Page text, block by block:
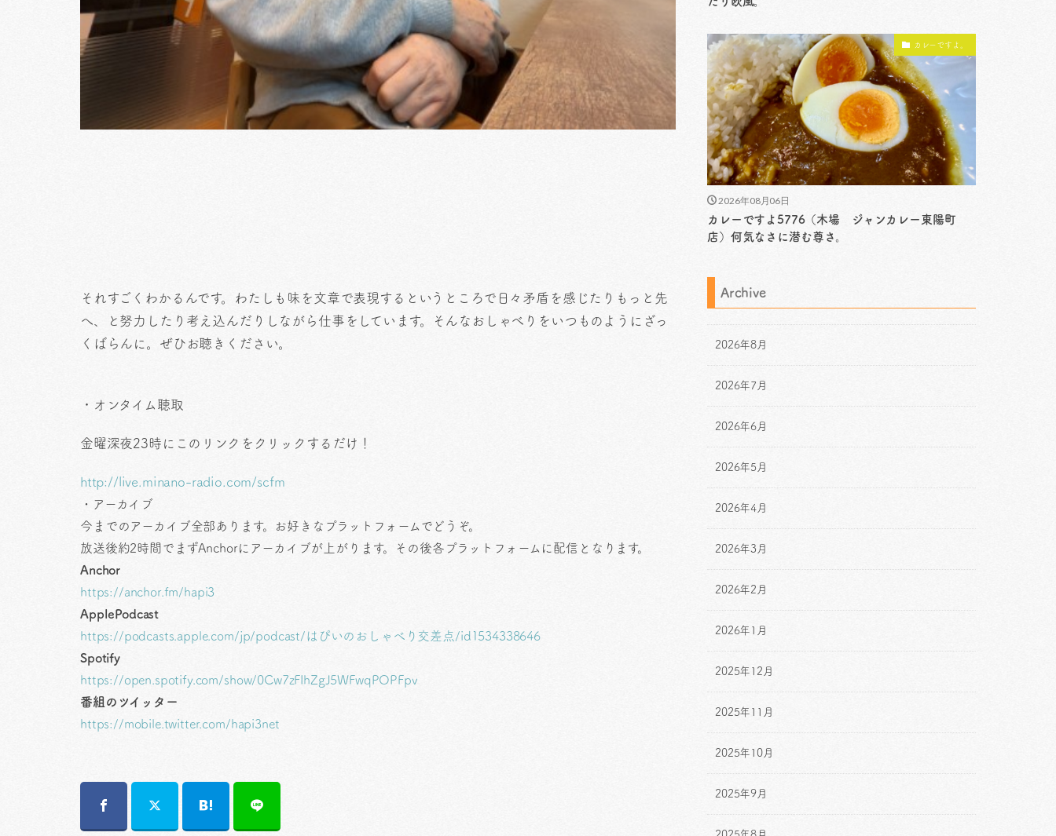
それすごくわかるんです。わたしも味を文章で表現するというところで日々矛盾を感じたりもっと先
へ、と努力したり考え込んだりしながら仕事をしています。そんなおしゃべりをいつものようにざっ
くばらんに。ぜひお聴きください。
・オンタイム聴取
金曜深夜23時にこのリンクをクリックするだけ！
http://live.minano-radio.com/scfm
・アーカイブ
今までのアーカイブ全部あります。お好きなプラットフォームでどうぞ。
放送後約2時間でまずAnchorにアーカイブが上がります。その後各プラットフォームに配信となります。
Anchor
https://anchor.fm/hapi3
ApplePodcast
https://podcasts.apple.com/jp/podcast/はぴいのおしゃべり交差点/id1534338646
Spotify
https://open.spotify.com/show/0Cw7zFIhZgJ5WFwqPOPFpv
番組のツイッター
https://mobile.twitter.com/hapi3net
カレーですよ。
2026年08月06日
カレーですよ5776（木場 ジャンカレー東陽町
店）何気なさに潜む尊さ。
Archive
2026年8月
2026年7月
2026年6月
2026年5月
2026年4月
2026年3月
2026年2月
2026年1月
2025年12月
2025年11月
2025年10月
2025年9月